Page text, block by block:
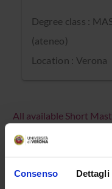
Consenso Dettagli
Degree class :
(ateneo)
Location : Verona
All available Short
Discontinued degree